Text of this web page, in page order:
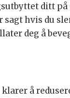
ditt på
hvis du
deg å
å